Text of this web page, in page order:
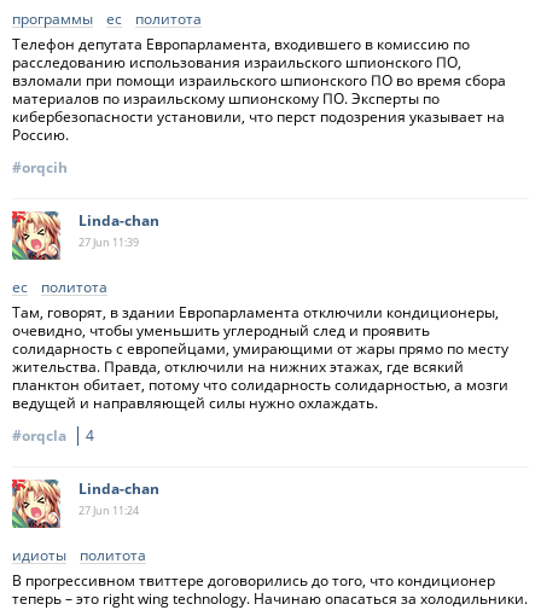
программы ес
политота
Телефон депутата Европарламента, входившего в комиссию по
расследованию использования израильского шпионского ПО,
взломали при помощи израильского шпионского ПО во время сбора
материалов по израильскому шпионскому ПО. Эксперты по
кибербезопасности установили, что перст подозрения указывает на
Россию.
#orqcih
Linda-chan
27 Jun 11:39
ес
политота
Там, говорят, в здании Европарламента отключили кондиционеры,
очевидно, чтобы уменьшить углеродный след и проявить
солидарность с европейцами, умирающими от жары прямо по месту
жительства. Правда, отключили на нижних этажах, где всякий
планктон обитает, потому что солидарность солидарностью, а мозги
ведущей и направляющей силы нужно охлаждать.
#orqcla
4
Linda-chan
27 Jun 11:24
идиоты
политота
В прогрессивном твиттере договорились до того, что кондиционер
теперь – это right wing technology. Начинаю опасаться за холодильники.